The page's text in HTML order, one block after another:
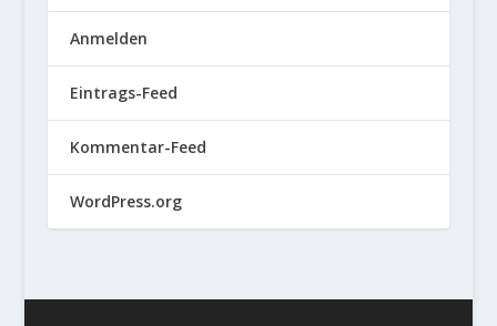
Anmelden
Eintrags-Feed
Kommentar-Feed
WordPress.org